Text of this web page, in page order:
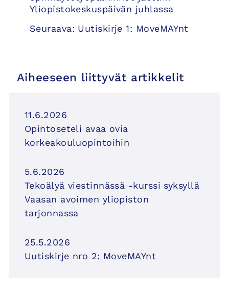
Yliopistokeskuspäivän juhlassa
Seuraava: Uutiskirje 1: MoveMAYnt
Aiheeseen liittyvät artikkelit
11.6.2026
Opintoseteli avaa ovia
korkeakouluopintoihin
5.6.2026
Tekoälyä viestinnässä -kurssi syksyllä
Vaasan avoimen yliopiston
tarjonnassa
25.5.2026
Uutiskirje nro 2: MoveMAYnt